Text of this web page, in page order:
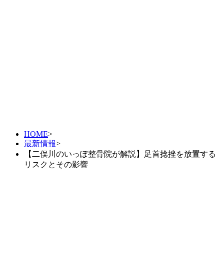
HOME>
最新情報>
【二俣川のいっぽ整骨院が解説】足首捻挫を放置する
リスクとその影響